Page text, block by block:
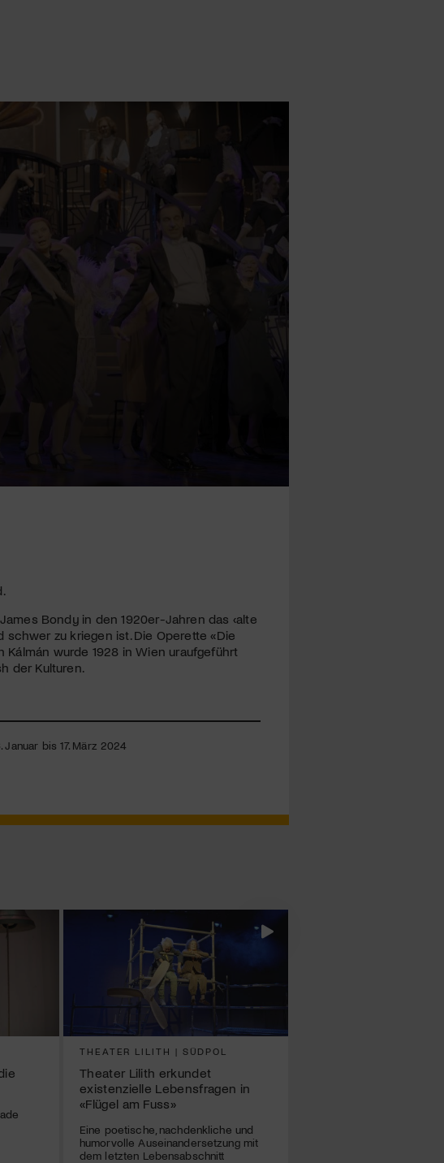
Bondy in den 1920er-Jahren das ‹alte
schwer zu kriegen ist. Die Operette «Die
wurde 1928 in Wien uraufgeführt
der Kulturen.
Januar bis 17. März 2024
THEATER LILITH | SÜDPOL
Theater Lilith erkundet
existenzielle Lebensfragen in
«Flügel am Fuss»
Eine poetische, nachdenkliche und
humorvolle Auseinandersetzung mit
dem letzten Lebensabschnitt